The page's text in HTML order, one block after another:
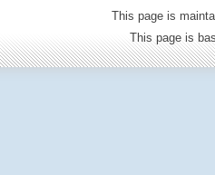
This page is
This page is